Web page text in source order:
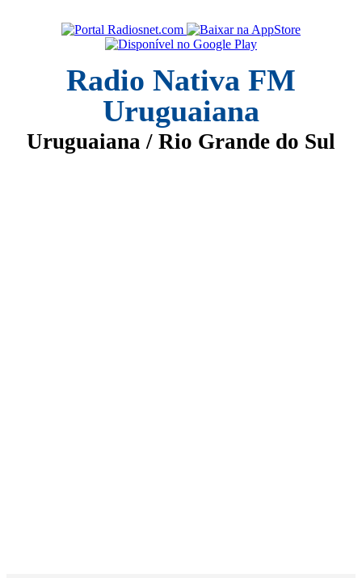
Radio Nativa FM
Uruguaiana
Uruguaiana / Rio Grande do Sul